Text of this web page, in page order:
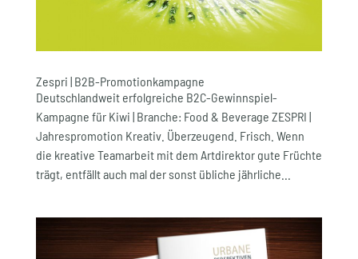
Zespri | B2B-Promotionkampagne
Deutschlandweit erfolgreiche B2C-Gewinnspiel-
Kampagne für Kiwi | Branche: Food & Beverage ZESPRI |
Jahrespromotion Kreativ. Überzeugend. Frisch. Wenn
die kreative Team­arbeit mit dem Art­direktor gute Früchte
trägt, entfällt auch mal der sonst übliche jährliche...